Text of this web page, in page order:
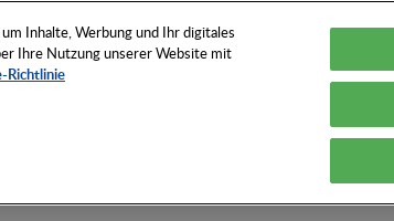
TOOLS NEWS KNOW-HOW
Inhalte, Werbung und Ihr digitales
Ihre Nutzung unserer Website mit
Richtlinie